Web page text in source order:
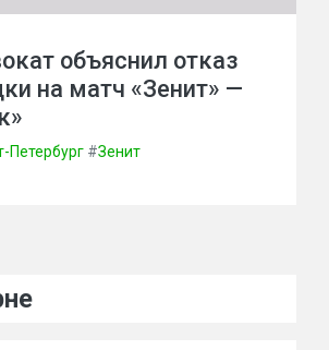
объяснил отказ
на матч «Зенит» —
Петербург #Зенит